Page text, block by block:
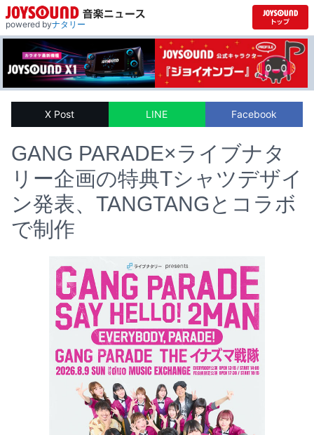
powered byナタリー
X Post LINE Facebook
GANG PARADE×ライブナタ
リー企画の特典Tシャツデザイ
ン発表、TANGTANGとコラボ
で制作